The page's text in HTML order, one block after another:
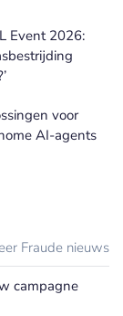
Event 2026:
voor
AI-agents
Fraude nieuws
campagne